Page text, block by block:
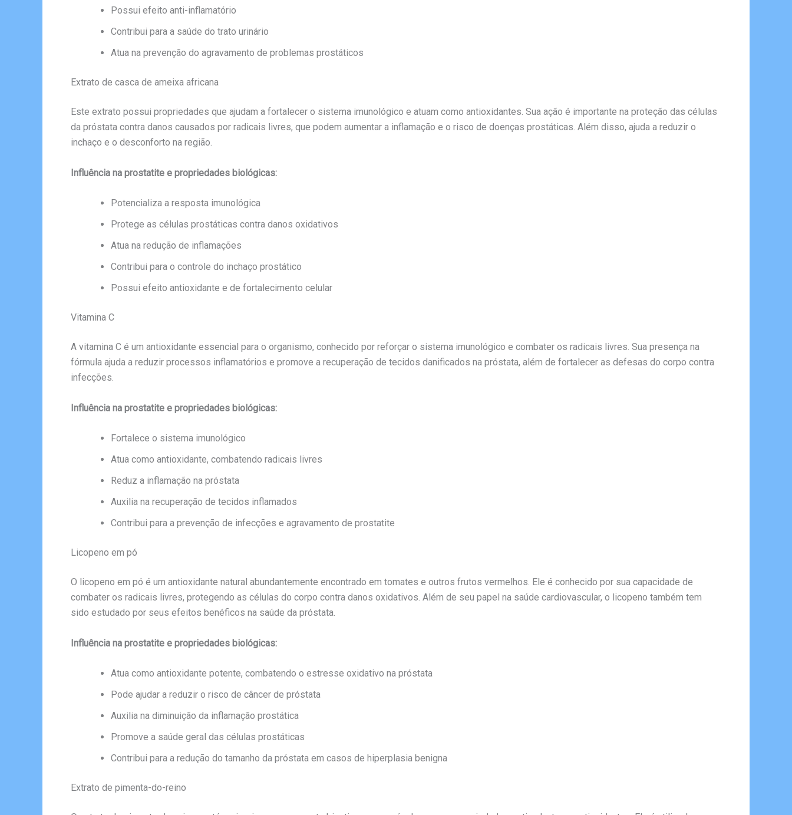
Possui efeito anti-inflamatório
Contribui para a saúde do trato urinário
Atua na prevenção do agravamento de problemas prostáticos
Extrato de casca de ameixa africana
Este extrato possui propriedades que ajudam a fortalecer o sistema imunológico e atuam como antioxidantes. Sua ação é importante na proteção das células
da próstata contra danos causados por radicais livres, que podem aumentar a inflamação e o risco de doenças prostáticas. Além disso, ajuda a reduzir o
inchaço e o desconforto na região.
Influência na prostatite e propriedades biológicas:
Potencializa a resposta imunológica
Protege as células prostáticas contra danos oxidativos
Atua na redução de inflamações
Contribui para o controle do inchaço prostático
Possui efeito antioxidante e de fortalecimento celular
Vitamina C
A vitamina C é um antioxidante essencial para o organismo, conhecido por reforçar o sistema imunológico e combater os radicais livres. Sua presença na
fórmula ajuda a reduzir processos inflamatórios e promove a recuperação de tecidos danificados na próstata, além de fortalecer as defesas do corpo contra
infecções.
Influência na prostatite e propriedades biológicas:
Fortalece o sistema imunológico
Atua como antioxidante, combatendo radicais livres
Reduz a inflamação na próstata
Auxilia na recuperação de tecidos inflamados
Contribui para a prevenção de infecções e agravamento de prostatite
Licopeno em pó
O licopeno em pó é um antioxidante natural abundantemente encontrado em tomates e outros frutos vermelhos. Ele é conhecido por sua capacidade de
combater os radicais livres, protegendo as células do corpo contra danos oxidativos. Além de seu papel na saúde cardiovascular, o licopeno também tem
sido estudado por seus efeitos benéficos na saúde da próstata.
Influência na prostatite e propriedades biológicas:
Atua como antioxidante potente, combatendo o estresse oxidativo na próstata
Pode ajudar a reduzir o risco de câncer de próstata
Auxilia na diminuição da inflamação prostática
Promove a saúde geral das células prostáticas
Contribui para a redução do tamanho da próstata em casos de hiperplasia benigna
Extrato de pimenta-do-reino